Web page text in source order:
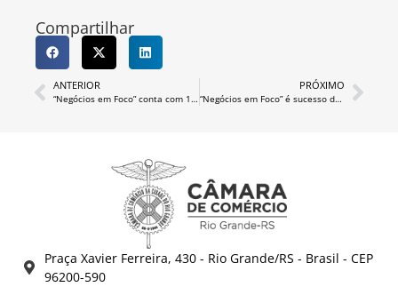
Compartilhar
ANTERIOR
“Negócios em Foco” conta com 14 empresas âncoras e promove aproximação entre gigantes e empresas locais
PRÓXIMO
“Negócios em Foco” é sucesso de público na Câmara de Comércio
Praça Xavier Ferreira, 430 - Rio Grande/RS - Brasil - CEP
96200-590